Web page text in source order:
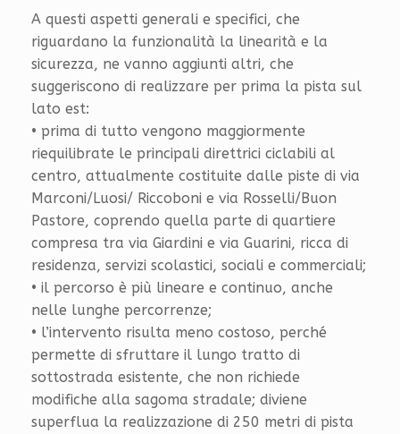
A questi aspetti generali e specifici, che
riguardano la funzionalità la linearità e la
sicurezza, ne vanno aggiunti altri, che
suggeriscono di realizzare per prima la pista sul
lato est:
• prima di tutto vengono maggiormente
riequilibrate le principali direttrici ciclabili al
centro, attualmente costituite dalle piste di via
Marconi/Luosi/ Riccoboni e via Rosselli/Buon
Pastore, coprendo quella parte di quartiere
compresa tra via Giardini e via Guarini, ricca di
residenza, servizi scolastici, sociali e commerciali;
• il percorso è più lineare e continuo, anche
nelle lunghe percorrenze;
• l’intervento risulta meno costoso, perché
permette di sfruttare il lungo tratto di
sottostrada esistente, che non richiede
modifiche alla sagoma stradale; diviene
superflua la realizzazione di 250 metri di pista